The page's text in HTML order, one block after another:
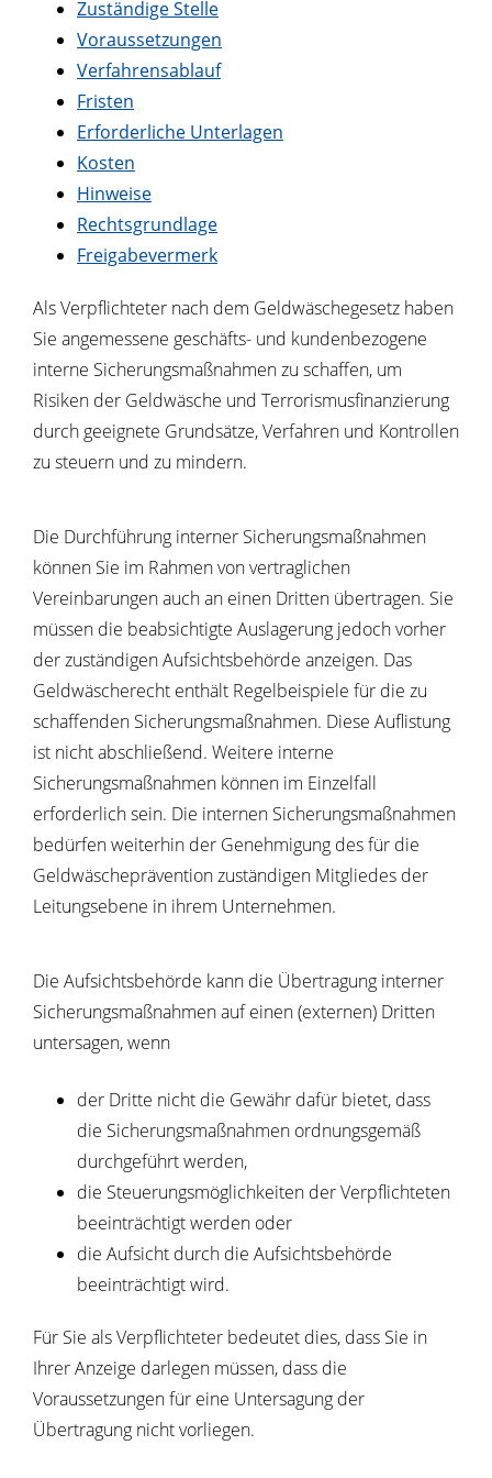
Zuständige Stelle
Voraussetzungen
Verfahrensablauf
Fristen
Erforderliche Unterlagen
Kosten
Hinweise
Rechtsgrundlage
Freigabevermerk
Als Verpflichteter nach dem Geldwäschegesetz haben
Sie angemessene geschäfts- und kundenbezogene
interne Sicherungsmaßnahmen zu schaffen, um
Risiken der Geldwäsche und Terrorismusfinanzierung
durch geeignete Grundsätze, Verfahren und Kontrollen
zu steuern und zu mindern.
Die Durchführung interner Sicherungsmaßnahmen
können Sie im Rahmen von vertraglichen
Vereinbarungen auch an einen Dritten übertragen. Sie
müssen die beabsichtigte Auslagerung jedoch vorher
der zuständigen Aufsichtsbehörde anzeigen. Das
Geldwäscherecht enthält Regelbeispiele für die zu
schaffenden Sicherungsmaßnahmen. Diese Auflistung
ist nicht abschließend. Weitere interne
Sicherungsmaßnahmen können im Einzelfall
erforderlich sein. Die internen Sicherungsmaßnahmen
bedürfen weiterhin der Genehmigung des für die
Geldwäscheprävention zuständigen Mitgliedes der
Leitungsebene in ihrem Unternehmen.
Die Aufsichtsbehörde kann die Übertragung interner
Sicherungsmaßnahmen auf einen (externen) Dritten
untersagen, wenn
der Dritte nicht die Gewähr dafür bietet, dass
die Sicherungsmaßnahmen ordnungsgemäß
durchgeführt werden,
die Steuerungsmöglichkeiten der Verpflichteten
beeinträchtigt werden oder
die Aufsicht durch die Aufsichtsbehörde
beeinträchtigt wird.
Für Sie als Verpflichteter bedeutet dies, dass Sie in
Ihrer Anzeige darlegen müssen, dass die
Voraussetzungen für eine Untersagung der
Übertragung nicht vorliegen.